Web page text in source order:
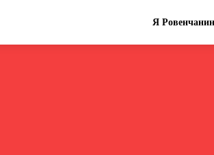
Я Ровенчанин